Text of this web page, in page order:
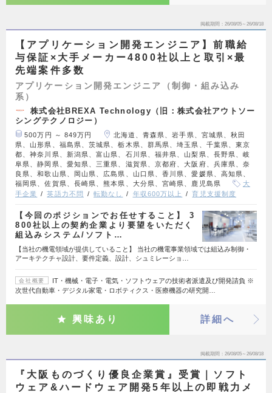
掲載期間 26/08/05～26/08/18
【アプリケーション開発エンジニア】前職給
与保証×大手メーカー4800社以上と取引×最
先端案件多数
アプリケーション開発エンジニア（制御・組み込み
系）
株式会社BREXA Technology（旧：株式会社アウトソー
シングテクノロジー）
500万円 ～ 849万円
北海道、青森県、岩手県、宮城県、秋田
県、山形県、福島県、茨城県、栃木県、群馬県、埼玉県、千葉県、東京
都、神奈川県、新潟県、富山県、石川県、福井県、山梨県、長野県、岐
阜県、静岡県、愛知県、三重県、滋賀県、京都府、大阪府、兵庫県、奈
良県、和歌山県、岡山県、広島県、山口県、香川県、愛媛県、高知県、
福岡県、佐賀県、長崎県、熊本県、大分県、宮崎県、鹿児島県
大
手企業
英語力不問 転勤なし 年収600万以上 育児支援制度
【今回のポジションでお任せすること】 3
800社以上の契約企業より要望をいただく
組込みシステム/ソフト…
【当社の機電領域が提供していること】 当社の機電事業領域では組込み制御・
アーキテクチャ設計、要件定義、設計、シュミレーショ…
会社概要
IT・機械・電子・電気・ソフトウェアの技術者派遣及び開発請負 ※
次世代自動車・デジタル家電・ロボティクス・医療機器の研究開…
興味あり 詳細へ
掲載期間 26/08/05～26/08/18
『大阪ものづくり優良企業賞』受賞｜ソフト
ウェア&ハードウェア開発5年以上の即戦力メ